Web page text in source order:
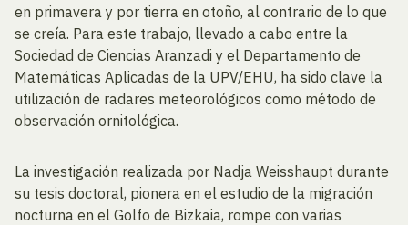
en primavera y por tierra en otoño, al contrario de lo que
se creía. Para este trabajo, llevado a cabo entre la
Sociedad de Ciencias Aranzadi y el Departamento de
Matemáticas Aplicadas de la UPV/EHU, ha sido clave la
utilización de radares meteorológicos como método de
observación ornitológica.
La investigación realizada por Nadja Weisshaupt durante
su tesis doctoral, pionera en el estudio de la migración
nocturna en el Golfo de Bizkaia, rompe con varias